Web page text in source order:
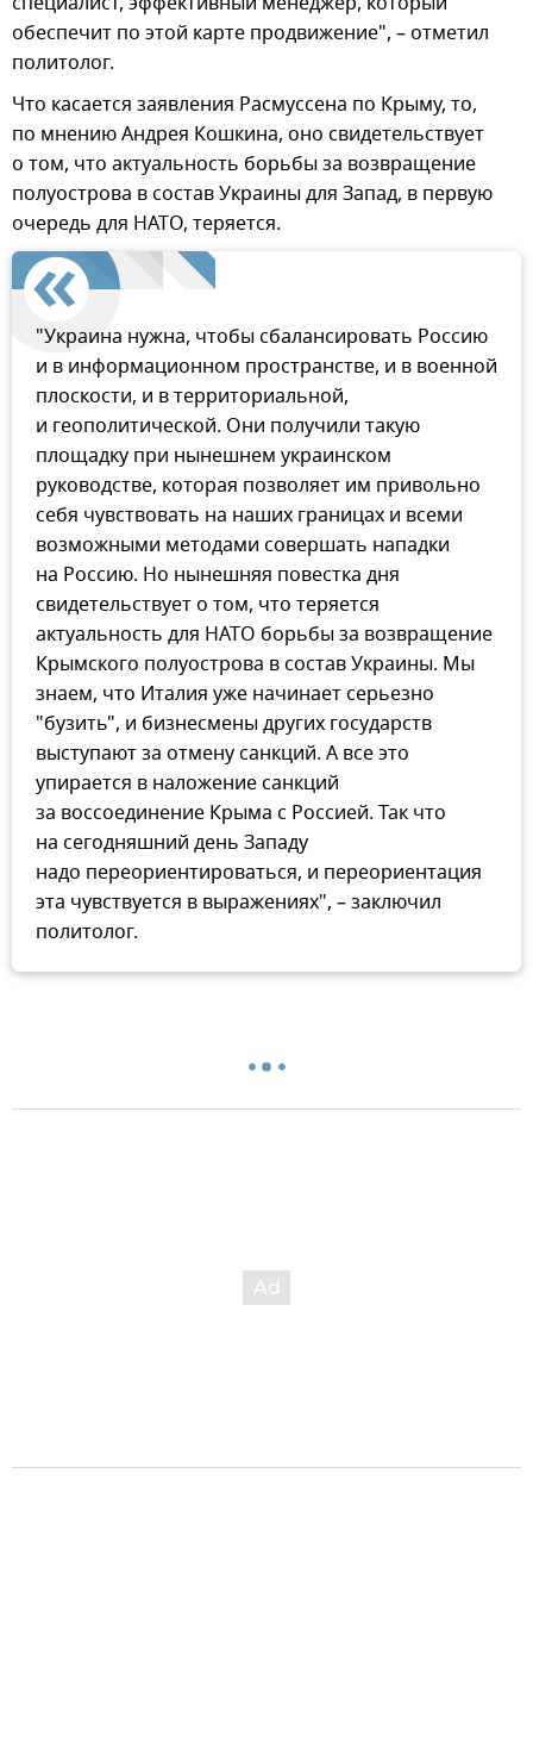
обеспечит по этой карте продвижение", – отметил
политолог.
Что касается заявления Расмуссена по Крыму, то,
по мнению Андрея Кошкина, оно свидетельствует
о том, что актуальность борьбы за возвращение
полуострова в состав Украины для Запад, в первую
очередь для НАТО, теряется.
"Украина нужна, чтобы сбалансировать Россию
и в информационном пространстве, и в военной
плоскости, и в территориальной,
и геополитической. Они получили такую
площадку при нынешнем украинском
руководстве, которая позволяет им привольно
себя чувствовать на наших границах и всеми
возможными методами совершать нападки
на Россию. Но нынешняя повестка дня
свидетельствует о том, что теряется
актуальность для НАТО борьбы за возвращение
Крымского полуострова в состав Украины. Мы
знаем, что Италия уже начинает серьезно
"бузить", и бизнесмены других государств
выступают за отмену санкций. А все это
упирается в наложение санкций
за воссоединение Крыма с Россией. Так что
на сегодняшний день Западу
надо переориентироваться, и переориентация
эта чувствуется в выражениях", – заключил
политолог.